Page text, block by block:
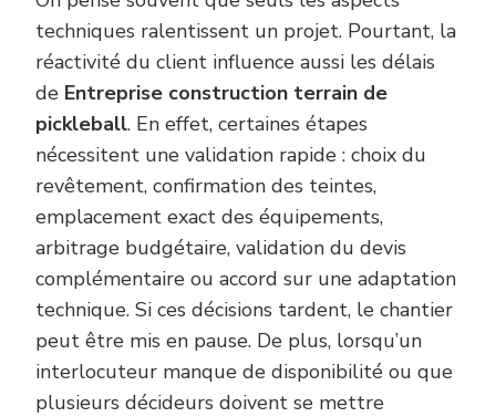
techniques ralentissent un projet. Pourtant, la
réactivité du client influence aussi les délais
de Entreprise construction terrain de
pickleball. En effet, certaines étapes
nécessitent une validation rapide : choix du
revêtement, confirmation des teintes,
emplacement exact des équipements,
arbitrage budgétaire, validation du devis
complémentaire ou accord sur une adaptation
technique. Si ces décisions tardent, le chantier
peut être mis en pause. De plus, lorsqu’un
interlocuteur manque de disponibilité ou que
plusieurs décideurs doivent se mettre